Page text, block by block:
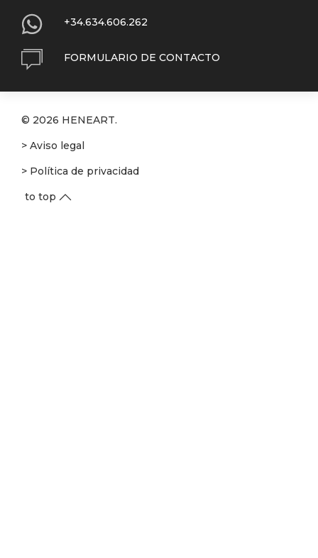
+34.634.606.262
FORMULARIO DE CONTACTO
© 2026 HENEART.
> Aviso legal
> Política de privacidad
to top